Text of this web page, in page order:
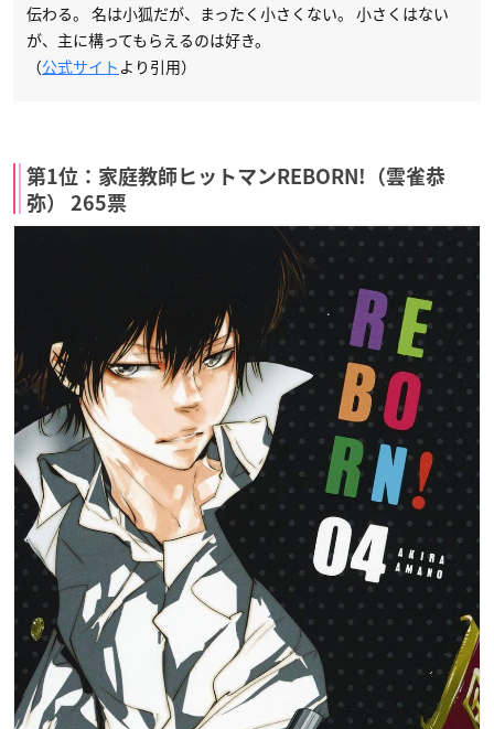
伝わる。 名は小狐だが、まったく小さくない。 小さくはない
が、主に構ってもらえるのは好き。
（公式サイト より引用）
第1位：家庭教師ヒットマンREBORN!（雲雀恭
弥） 265票